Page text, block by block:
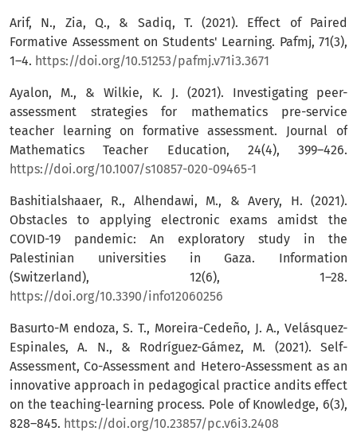
Arif, N., Zia, Q., & Sadiq, T. (2021). Effect of Paired
Formative Assessment on Students' Learning. Pafmj, 71(3),
1–4. https://doi.org/10.51253/pafmj.v71i3.3671
Ayalon, M., & Wilkie, K. J. (2021). Investigating peer-
assessment strategies for mathematics pre-service
teacher learning on formative assessment. Journal of
Mathematics Teacher Education, 24(4), 399–426.
https://doi.org/10.1007/s10857-020-09465-1
Bashitialshaaer, R., Alhendawi, M., & Avery, H. (2021).
Obstacles to applying electronic exams amidst the
COVID-19 pandemic: An exploratory study in the
Palestinian universities in Gaza. Information
(Switzerland), 12(6), 1–28.
https://doi.org/10.3390/info12060256
Basurto-M endoza, S. T., Moreira-Cedeño, J. A., Velásquez-
Espinales, A. N., & Rodríguez-Gámez, M. (2021). Self-
Assessment, Co-Assessment and Hetero-Assessment as an
innovative approach in pedagogical practice andits effect
on the teaching-learning process. Pole of Knowledge, 6(3),
828–845. https://doi.org/10.23857/pc.v6i3.2408